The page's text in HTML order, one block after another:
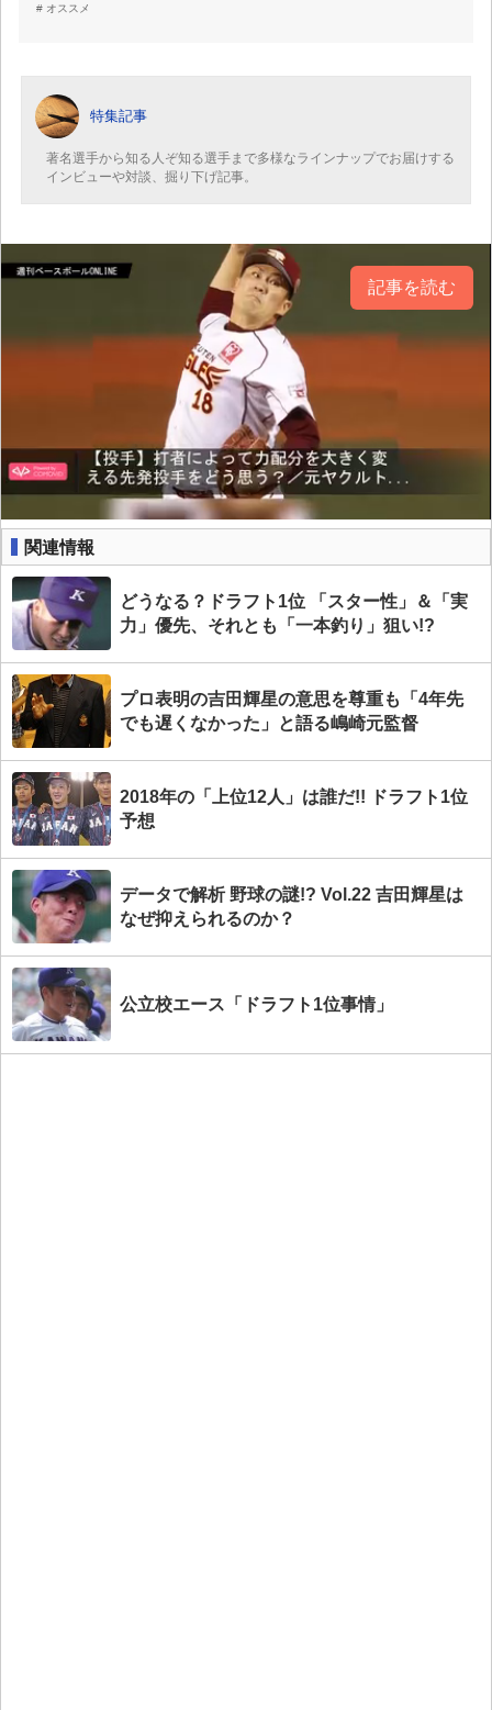
オススメ
特集記事
著名選手から知る人ぞ知る選手まで多様なラインナップでお届けする
インビューや対談、掘り下げ記事。
記事を読む
関連情報
どうなる？ドラフト1位 「スター性」＆「実
力」優先、それとも「一本釣り」狙い!?
プロ表明の吉田輝星の意思を尊重も「4年先
でも遅くなかった」と語る嶋崎元監督
2018年の「上位12人」は誰だ!! ドラフト1位
予想
データで解析 野球の謎!? Vol.22 吉田輝星は
なぜ抑えられるのか？
公立校エース「ドラフト1位事情」